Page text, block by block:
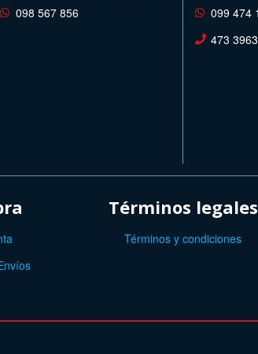
098 567 856
099 474
473
Términos legales
Términos y condiciones